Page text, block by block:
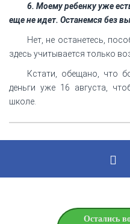
6. Моему ребенку уже
еще не идет. Останемся без
Нет, не останетесь,
здесь учитывается только
Кстати, обещано, что
деньги уже 16 августа,
школе.
Остались